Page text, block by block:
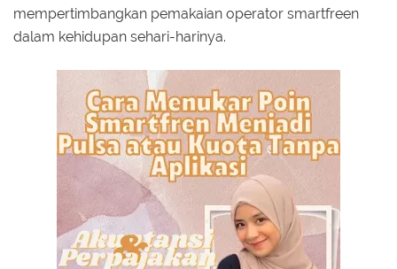
mempertimbangkan pemakaian operator smartfreen
dalam kehidupan sehari-harinya.